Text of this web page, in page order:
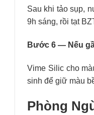
Sau khi tảo sụp,
9h sáng, rồi tạt
Bước 6 — Nếu
Vime Silic cho
sinh để giữ màu
Phòng